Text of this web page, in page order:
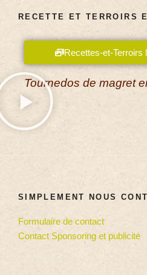
RECETTE ET TERROIRS
Recettes-et-Terroirs
Tournedos de magret
SIMPLEMENT NOUS
Formulaire de contact
Contact Sponsoring et publicité